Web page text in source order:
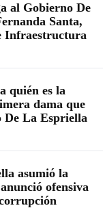
al Gobierno De
Santa,
Infraestructura
quién es la
dama que
De La Espriella
asumió la
ofensiva